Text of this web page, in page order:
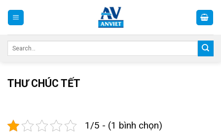
THƯ CHÚC TẾT
1/5 - (1 bình chọn)